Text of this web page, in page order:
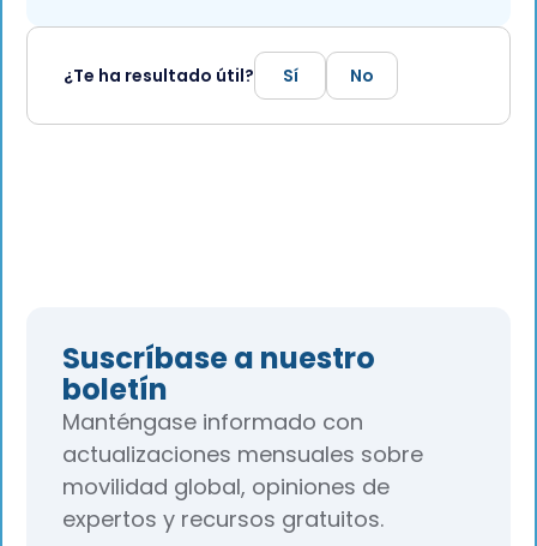
¿Te ha resultado útil? Sí No
Suscríbase a nuestro
boletín
Manténgase informado con
actualizaciones mensuales sobre
movilidad global, opiniones de
expertos y recursos gratuitos.